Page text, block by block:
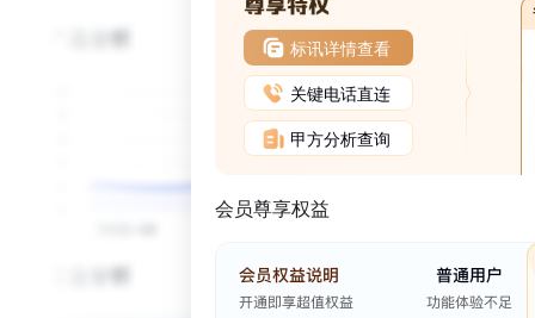
标讯详情查看
关键电话直连
甲方分析查询
会员尊享权益